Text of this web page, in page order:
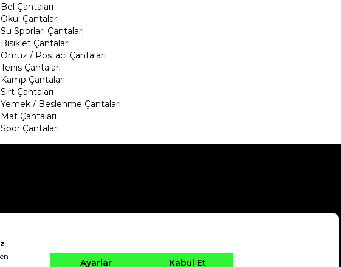
Bel Çantaları
Okul Çantaları
Su Sporları Çantaları
Bisiklet Çantaları
Omuz / Postacı Çantaları
Tenis Çantaları
Kamp Çantaları
Sırt Çantaları
Yemek / Beslenme Çantaları
Mat Çantaları
Spor Çantaları